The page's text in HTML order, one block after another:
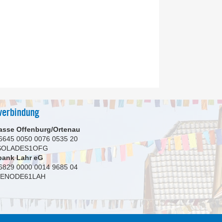
Offenburg/Ortenau
0050 0076 0535 20
Lahr eG
0000 0014 9685 04